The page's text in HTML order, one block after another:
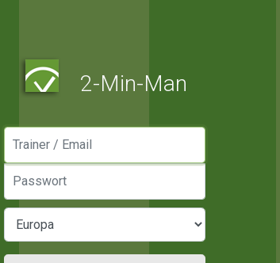
2-Min-Man